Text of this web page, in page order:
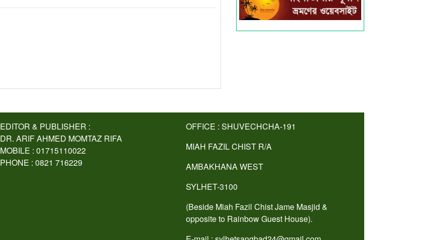
EDITOR & PUBLISHER :
DR. ARIF AHMED MOMTAZ RIFA
MOBILE : 01715110022
PHONE : 0821 716229
OFFICE : SHUVECHCHA-191
MIAH FAZIL CHIST R/A
AMBAKHANA WEST
SYLHET-3100
(Beside Miah Fazil Chist Jame Masjid &
opposite to Rainbow Guest House).